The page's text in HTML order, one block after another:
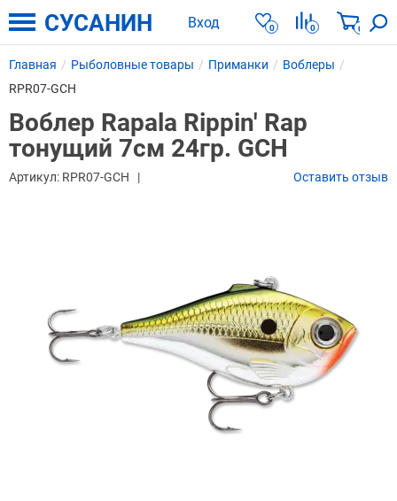
Вход 0 0 0
СУСАНИН
Главная Рыболовные товары Приманки
Воблеры
RPR07-GCH
Воблер Rapala Rippin' Rap
тонущий 7см 24гр. GCH
Артикул: RPR07-GCH Оставить отзыв